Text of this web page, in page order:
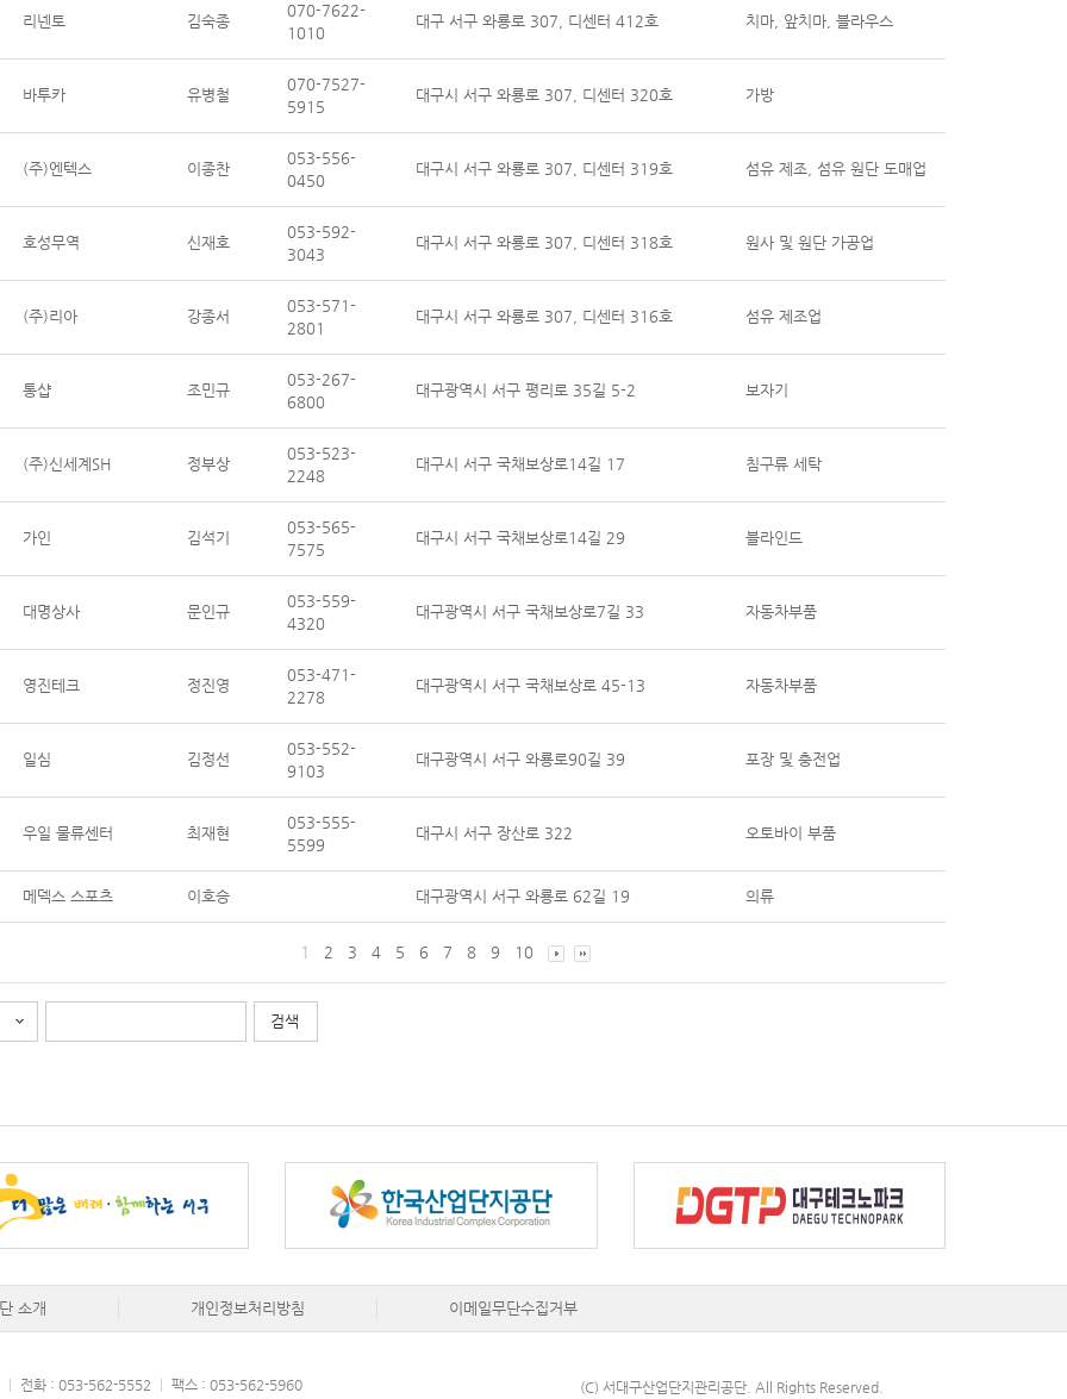
리넨토 김숙종
070-7622-
1010
대구 서구 와룡로 307, 디센터 412호 치마, 앞치마, 블라우스
바투카 유병철
070-7527-
5915
대구시 서구 와룡로 307, 디센터 320호 가방
(주)엔텍스 이종찬
053-556-
0450
대구시 서구 와룡로 307, 디센터 319호 섬유 제조, 섬유 원단 도매업
호성무역 신재호
053-592-
3043
대구시 서구 와룡로 307, 디센터 318호 원사 및 원단 가공업
(주)리아 강종서
053-571-
2801
대구시 서구 와룡로 307, 디센터 316호 섬유 제조업
통샵 조민규
053-267-
6800
대구광역시 서구 평리로 35길 5-2 보자기
(주)신세계SH 정부상
053-523-
2248
대구시 서구 국채보상로14길 17 침구류 세탁
가인 김석기
053-565-
7575
대구시 서구 국채보상로14길 29 블라인드
대명상사 문인규
053-559-
4320
대구광역시 서구 국채보상로7길 33 자동차부품
영진테크 정진영
053-471-
2278
대구광역시 서구 국채보상로 45-13 자동차부품
일심 김정선
053-552-
9103
대구광역시 서구 와룡로90길 39 포장 및 충전업
우일 물류센터 최재현
053-555-
5599
대구시 서구 장산로 322 오토바이 부품
메덱스 스포츠 이호승 대구광역시 서구 와룡로 62길 19 의류
1 2 3 4 5 6 7 8 9 10
소개 개인정보처리방침 이메일무단수집거부
전화 : 053-562-5552 팩스 : 053-562-5960 (C) 서대구산업단지관리공단. All Rights Reserved.